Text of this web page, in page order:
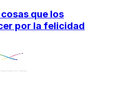
que los
por la felicidad